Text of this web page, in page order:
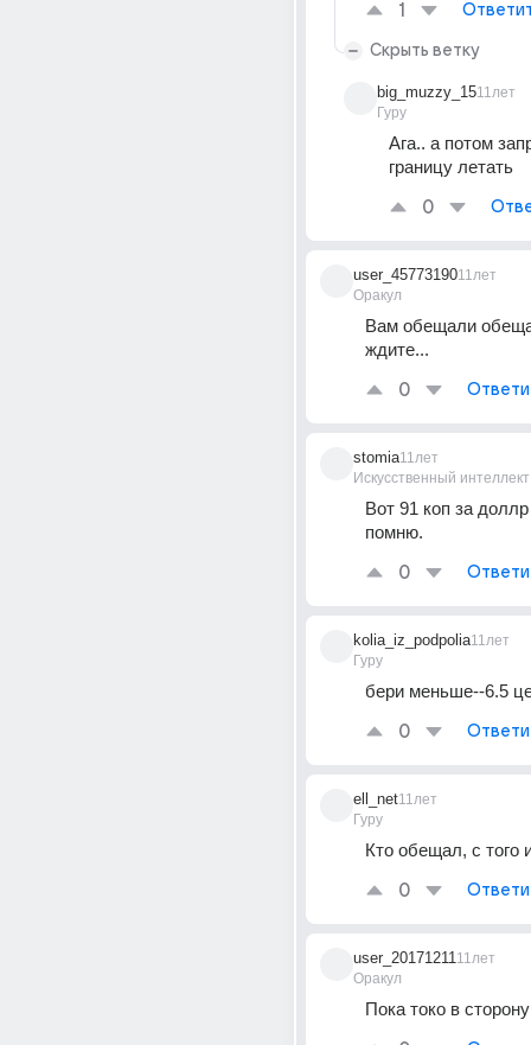
1
Скрыть ветку
big_muzzy_15
Гуру
11лет
Ага.. а потом
границу летать
0
user_45773190
Оракул
11лет
Вам обещали
ждите...
0
stomia
Искусственный интеллект
11лет
Вот 91 коп за
помню.
0
kolia_iz_podpolia
Гуру
11лет
бери меньше--6.5
0
ell_net
Гуру
11лет
Кто обещал, с того
0
user_20171211
Оракул
11лет
Пока токо в